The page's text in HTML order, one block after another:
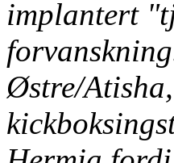
implantert
Østre/